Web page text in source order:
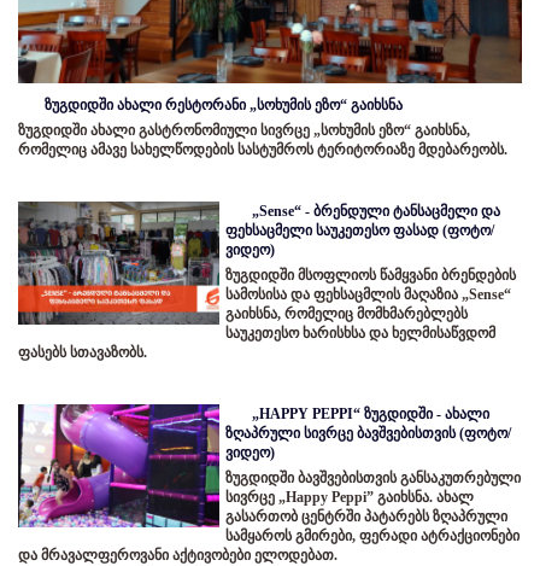
ზუგდიდში ახალი რესტორანი „სოხუმის ეზო“ გაიხსნა
ზუგდიდში ახალი გასტრონომიული სივრცე „სოხუმის ეზო“ გაიხსნა,
რომელიც ამავე სახელწოდების სასტუმროს ტერიტორიაზე მდებარეობს.
„Sense“ - ბრენდული ტანსაცმელი და
ფეხსაცმელი საუკეთესო ფასად (ფოტო/
ვიდეო)
ზუგდიდში მსოფლიოს წამყვანი ბრენდების
სამოსისა და ფეხსაცმლის მაღაზია „Sense“
გაიხსნა, რომელიც მომხმარებლებს
საუკეთესო ხარისხსა და ხელმისაწვდომ
ფასებს სთავაზობს.
„HAPPY PEPPI“ ზუგდიდში - ახალი
ზღაპრული სივრცე ბავშვებისთვის (ფოტო/
ვიდეო)
ზუგდიდში ბავშვებისთვის განსაკუთრებული
სივრცე „Happy Peppi” გაიხსნა. ახალ
გასართობ ცენტრში პატარებს ზღაპრული
სამყაროს გმირები, ფერადი ატრაქციონები
და მრავალფეროვანი აქტივობები ელოდებათ.